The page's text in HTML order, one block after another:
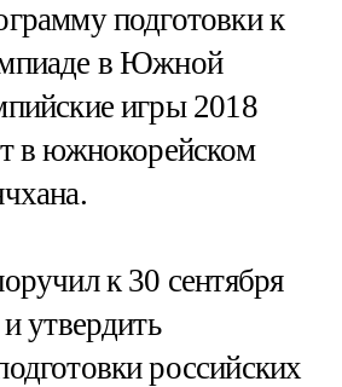
подготовки к
в Южной
игры 2018
в южнокорейском
к 30 сентября
утвердить
российских